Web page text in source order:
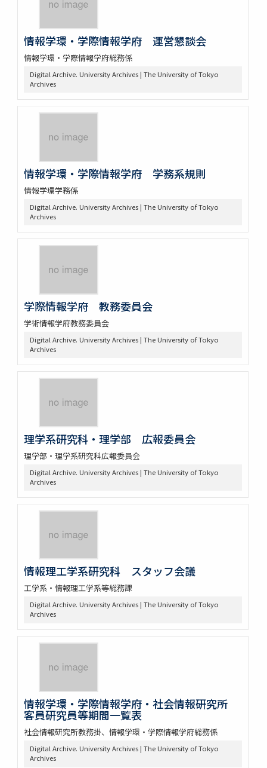
情報学環・学際情報学府 運営懇談会
情報学環・学際情報学府総務係
Digital Archive. University Archives | The University of Tokyo
Archives
情報学環・学際情報学府 学務系規則
情報学環学務係
Digital Archive. University Archives | The University of Tokyo
Archives
学際情報学府 教務委員会
学術情報学府教務委員会
Digital Archive. University Archives | The University of Tokyo
Archives
理学系研究科・理学部 広報委員会
理学部・理学系研究科広報委員会
Digital Archive. University Archives | The University of Tokyo
Archives
情報理工学系研究科 スタッフ会議
工学系・情報理工学系等総務課
Digital Archive. University Archives | The University of Tokyo
Archives
情報学環・学際情報学府・社会情報研究所
客員研究員等期間一覧表
社会情報研究所教務掛、情報学環・学際情報学府総務係
Digital Archive. University Archives | The University of Tokyo
Archives